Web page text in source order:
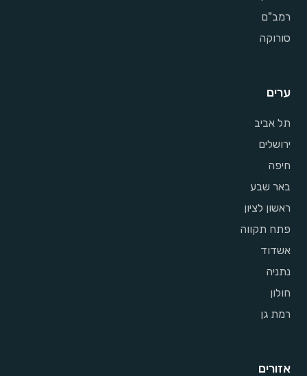
רמב"ם
סורוקה
ערים
תל אביב
ירושלים
חיפה
באר שבע
ראשון לציון
פתח תקווה
אשדוד
נתניה
חולון
רמת גן
אזורים